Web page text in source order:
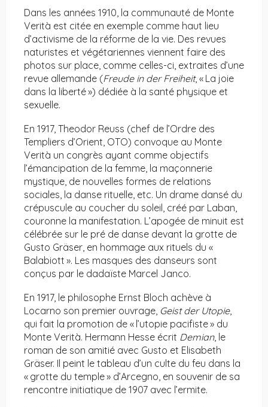
Dans les années 1910, la communauté de Monte
Verità est citée en exemple comme haut lieu
d’activisme de la réforme de la vie. Des revues
naturistes et végétariennes viennent faire des
photos sur place, comme celles-ci, extraites d’une
revue allemande (Freude in der Freiheit, « La joie
dans la liberté ») dédiée à la santé physique et
sexuelle.
En 1917, Theodor Reuss (chef de l’Ordre des
Templiers d’Orient, OTO) convoque au Monte
Verità un congrès ayant comme objectifs
l’émancipation de la femme, la maçonnerie
mystique, de nouvelles formes de relations
sociales, la danse rituelle, etc. Un drame dansé du
crépuscule au coucher du soleil, créé par Laban,
couronne la manifestation. L’apogée de minuit est
célébrée sur le pré de danse devant la grotte de
Gusto Gräser, en hommage aux rituels du «
Balabiott ». Les masques des danseurs sont
conçus par le dadaïste Marcel Janco.
En 1917, le philosophe Ernst Bloch achève à
Locarno son premier ouvrage, Geist der Utopie,
qui fait la promotion de « l’utopie pacifiste » du
Monte Verità. Hermann Hesse écrit Demian, le
roman de son amitié avec Gusto et Elisabeth
Gräser. Il peint le tableau d’un culte du feu dans la
« grotte du temple » d’Arcegno, en souvenir de sa
rencontre initiatique de 1907 avec l’ermite.